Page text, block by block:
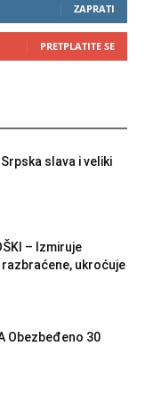
ZAPRATI
PRETPLATITE SE
Srpska slava i veliki
– Izmiruje
ukroćuje
Obezbeđeno 30